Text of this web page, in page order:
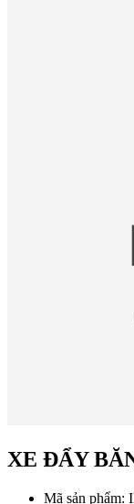
XE ĐẨY
Mã sản phẩm: